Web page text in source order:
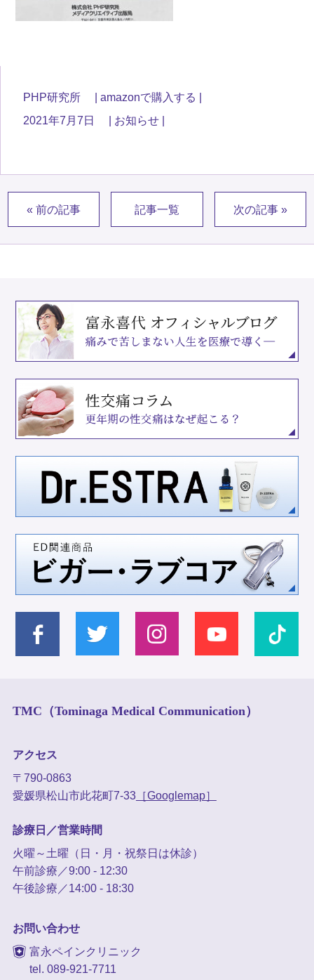
PHP研究所
amazonで購入する
2021年7月7日
お知らせ
« 前の記事 記事一覧 次の記事 »
TMC（Tominaga Medical Communication）
アクセス
〒790-0863
愛媛県松山市此花町7-33［Googlemap］
診療日／営業時間
火曜～土曜（日・月・祝祭日は休診）
午前診療／9:00 - 12:30
午後診療／14:00 - 18:30
お問い合わせ
富永ペインクリニック
tel. 089-921-7711